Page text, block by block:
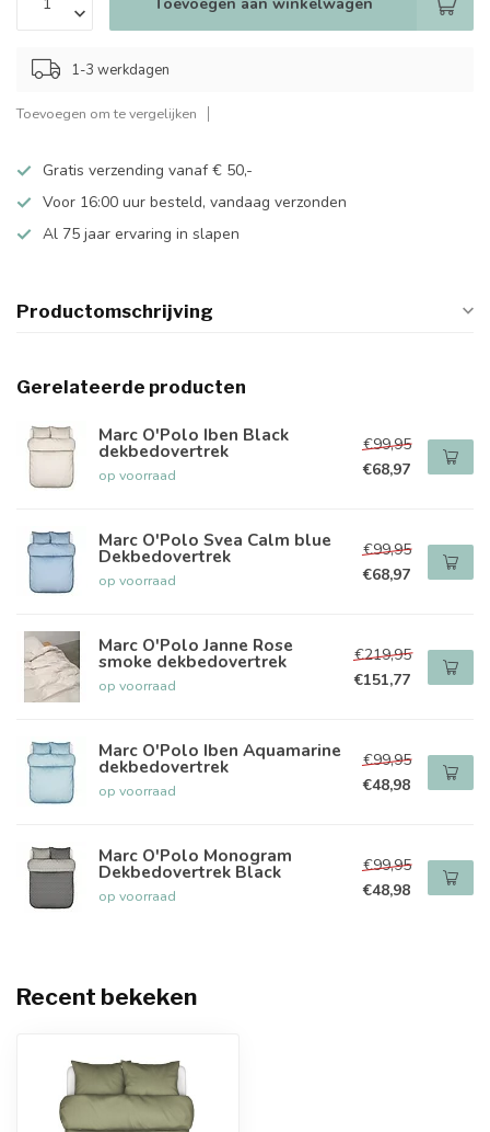
1-3 werkdagen
Toevoegen om te vergelijken
Gratis verzending vanaf € 50,-
Voor 16:00 uur besteld, vandaag verzonden
Al 75 jaar ervaring in slapen
Productomschrijving
Gerelateerde producten
Marc O'Polo Iben Black
dekbedovertrek
op voorraad
€99,95
€68,97
Marc O'Polo Svea Calm blue
Dekbedovertrek
op voorraad
€99,95
€68,97
Marc O'Polo Janne Rose
smoke dekbedovertrek
op voorraad
€219,95
€151,77
Marc O'Polo Iben Aquamarine
dekbedovertrek
op voorraad
€99,95
€48,98
Marc O'Polo Monogram
Dekbedovertrek Black
op voorraad
€99,95
€48,98
Recent bekeken